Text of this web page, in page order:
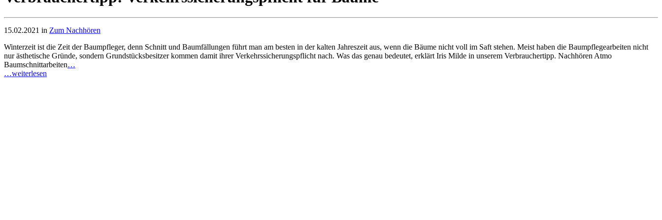
15.02.2021 in Zum Nachhören
Winterzeit ist die Zeit der Baumpfleger, denn Schnitt und Baumfällungen führt man am besten in der kalten Jahreszeit aus, wenn die Bäume nicht voll im Saft stehen. Meist haben die Baumpflegearbeiten nicht
nur ästhetische Gründe, sondern Grundstücksbesitzer kommen damit ihrer Verkehrssicherungspflicht nach. Was das genau bedeutet, erklärt Iris Milde in unserem Verbrauchertipp. Nachhören Atmo
Baumschnittarbeiten…
…weiterlesen